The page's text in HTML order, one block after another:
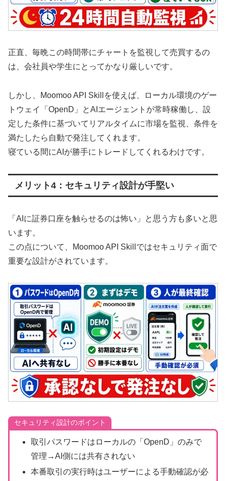
正直、毎晩この時間帯にチャートを監視して売買するの
は、会社員や学生にとってかなり厳しいです。
しかし、Moomoo API Skillを使えば、ローカル環境のゲー
トウェイ「OpenD」とAIエージェントが常時稼働し、設
定した条件に基づいてリアルタイムに市場を監視、条件を
満たしたら自動で発注してくれます。
寝ている間にAIが勝手にトレードしてくれるわけです。
メリット4：セキュリティ設計が手堅い
「AIに証券口座を触らせるのは怖い」と思う方も多いと思
います。
この点について、Moomoo API Skillではセキュリティ面で
重要な設計がされています。
セキュリティ設計のポイント
取引パスワードはローカルの「OpenD」のみで
管理→AI側には共有されない
本番取引の実行時はユーザーによる手動確認が必